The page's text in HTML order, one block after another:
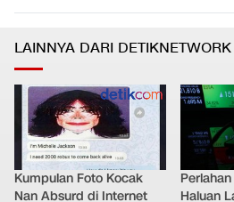
LAINNYA DARI DETIKNETWORK
Kumpulan Foto Kocak
Nan Absurd di Internet
Haluan